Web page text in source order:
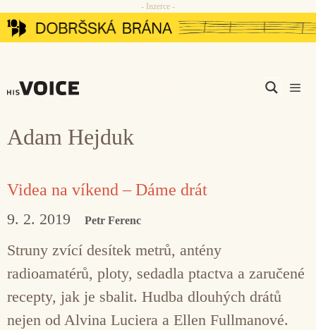
Přeskočit
na
- Inzerce -
Adam Hejduk
Videa na víkend – Dáme drát
9. 2. 2019 Petr Ferenc
Struny zvící desítek metrů, antény
radioamatérů, ploty, sedadla ptactva a zaručené
recepty, jak je sbalit. Hudba dlouhých drátů
nejen od Alvina Luciera a Ellen Fullmanové.